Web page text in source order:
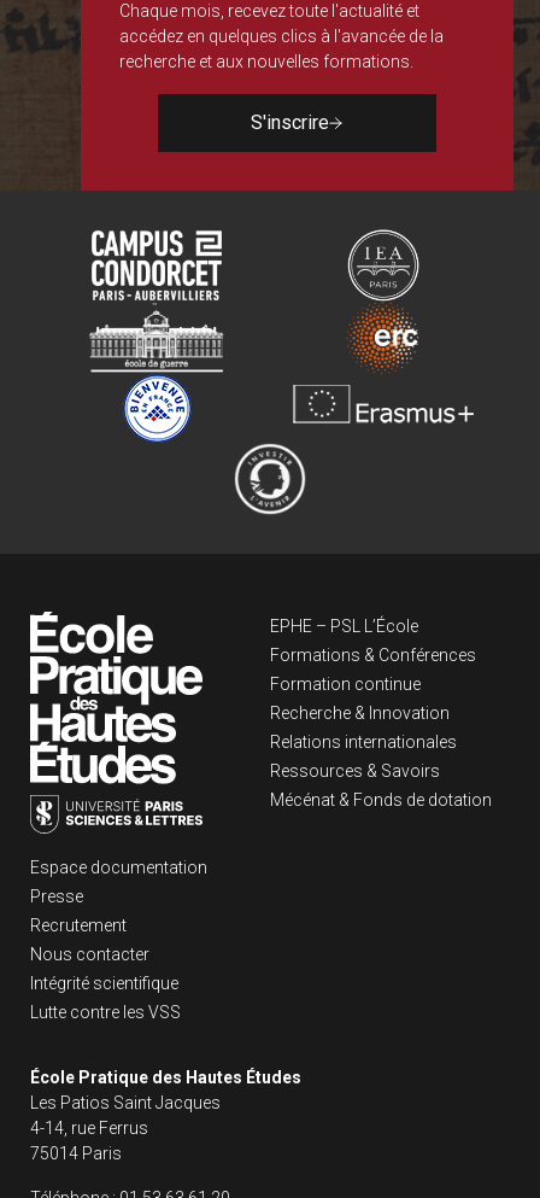
Chaque mois, recevez toute l'actualité et
accédez en quelques clics à l'avancée de la
recherche et aux nouvelles formations.
S'inscrire
Navigation
EPHE – PSL L’École
Formations & Conférences
Formation continue
Recherche & Innovation
Relations internationales
Ressources & Savoirs
Mécénat & Fonds de dotation
Liens footer
Espace documentation
Presse
Recrutement
Nous contacter
Intégrité scientifique
Lutte contre les VSS
École Pratique des Hautes Études
Les Patios Saint Jacques
4-14, rue Ferrus
75014 Paris